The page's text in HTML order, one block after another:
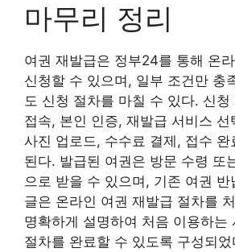
마무리 정리
여권 재발급은 정부24를 통해 온
신청할 수 있으며, 일부 조건만 충
도 신청 절차를 마칠 수 있다. 신
접속, 본인 인증, 재발급 서비스 선
사진 업로드, 수수료 결제, 접수 완
된다. 발급된 여권은 방문 수령 또
으로 받을 수 있으며, 기존 여권 반
글은 온라인 여권 재발급 절차를
명확하게 설명하여 처음 이용하는
절차를 완료할 수 있도록 구성되었